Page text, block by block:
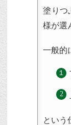
塗りつ
様が選
一般的
という